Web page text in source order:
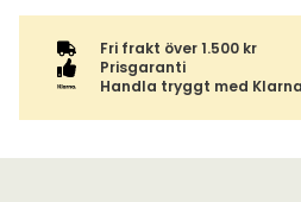
Fri frakt över 1.500 kr
Prisgaranti
Handla tryggt med Klarna